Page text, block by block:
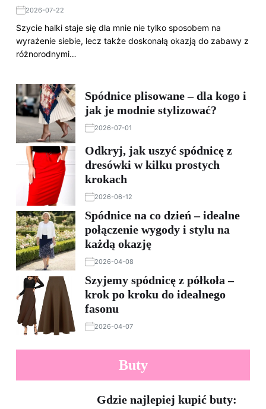
2026-07-22
Szycie halki staje się dla mnie nie tylko sposobem na
wyrażenie siebie, lecz także doskonałą okazją do zabawy z
różnorodnymi…
Spódnice plisowane – dla kogo i
jak je modnie stylizować?
2026-07-01
Odkryj, jak uszyć spódnicę z
dresówki w kilku prostych
krokach
2026-06-12
Spódnice na co dzień – idealne
połączenie wygody i stylu na
każdą okazję
2026-04-08
Szyjemy spódnicę z półkoła –
krok po kroku do idealnego
fasonu
2026-04-07
Buty
Gdzie najlepiej kupić buty: